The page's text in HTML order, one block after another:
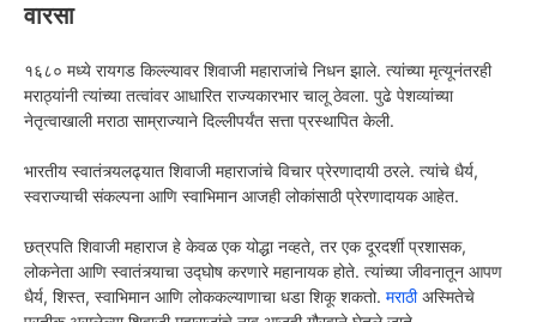
वारसा
१६८० मध्ये रायगड किल्ल्यावर शिवाजी महाराजांचे निधन झाले. त्यांच्या मृत्यूनंतरही
मराठ्यांनी त्यांच्या तत्वांवर आधारित राज्यकारभार चालू ठेवला. पुढे पेशव्यांच्या
नेतृत्वाखाली मराठा साम्राज्याने दिल्लीपर्यंत सत्ता प्रस्थापित केली.
भारतीय स्वातंत्र्यलढ्यात शिवाजी महाराजांचे विचार प्रेरणादायी ठरले. त्यांचे धैर्य,
स्वराज्याची संकल्पना आणि स्वाभिमान आजही लोकांसाठी प्रेरणादायक आहेत.
छत्रपति शिवाजी महाराज हे केवळ एक योद्धा नव्हते, तर एक दूरदर्शी प्रशासक,
लोकनेता आणि स्वातंत्र्याचा उद्घोष करणारे महानायक होते. त्यांच्या जीवनातून आपण
धैर्य, शिस्त, स्वाभिमान आणि लोककल्याणाचा धडा शिकू शकतो. मराठीअस्मितेचे